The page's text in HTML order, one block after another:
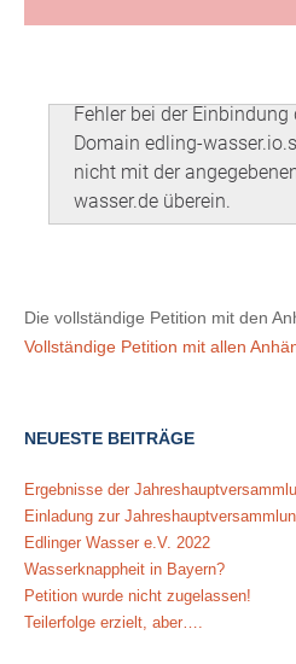
Die vollständige Petition mit den
Vollständige Petition mit allen
NEUESTE BEITRÄGE
Ergebnisse der
Einladung zur
Edlinger Wasser e.V. 2022
Wasserknappheit in Bayern?
Petition wurde nicht zugelassen!
Teilerfolge erzielt, aber….